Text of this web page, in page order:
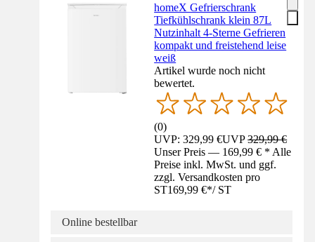
homeX Gefrierschrank
Tiefkühlschrank klein 87L
Nutzinhalt 4-Sterne Gefrieren
kompakt und freistehend leise
weiß
Artikel wurde noch nicht
bewertet.
(0)
UVP: 329,99 €UVP329,99 €
Unser Preis — 169,99 € * Alle
Preise inkl. MwSt. und ggf.
zzgl. Versandkosten pro
ST169,99 €*/ ST
Online bestellbar